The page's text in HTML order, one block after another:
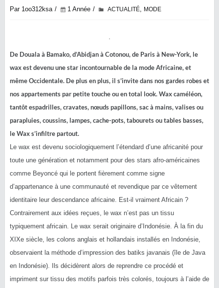
Par 1oo312ksa 1 Année ACTUALITÉ, MODE
De Douala à Bamako, d’Abidjan à Cotonou, de Paris à New-York, le
wax est devenu une star incontournable de la mode Africaine, et
même Occidentale. De plus en plus, il s’invite dans nos gardes robes et
nos appartements par petite touche ou en total look. Wax caméléon,
tantôt espadrilles, cravates, nœuds papillons, sac à mains, valises ou
parapluies, coussins, lampes, cache-pots, tabourets ou tables basses,
le Wax s’infiltre partout.
Le wax est devenu sociologiquement l’étendard d’une africanité pour
toute une génération et notamment pour des stars afro-américaines
comme Beyoncé qui le portent fièrement comme signe
d’appartenance à une communauté et revendique par ce vêtement
identitaire leur descendance africaine. Est-il vraiment Africain ?
Contrairement aux idées reçues, le wax n’est pas un tissu
typiquement africain. Le wax serait originaire d’Indonésie. À la fin du
XIXe siècle, les colons anglais et hollandais installés en Indonésie,
observaient la méthode d’impression des batiks javanais (île de Java
en Indonésie). Ils décidèrent alors de reprendre ce procédé et
impriment sur tissu des motifs parfois très colorés, toujours à l’aide de